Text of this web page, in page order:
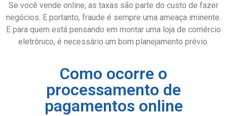
Se você vende online, as taxas são parte do custo de fazer
negócios. E portanto, fraude é sempre uma ameaça iminente.
E para quem está pensando em montar uma loja de comércio
eletrônico, é necessário um bom planejamento prévio.
Como ocorre o
processamento de
pagamentos online